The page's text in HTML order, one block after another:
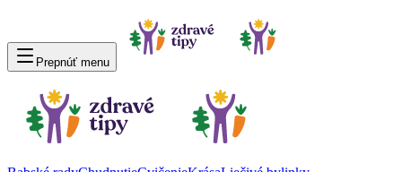
Prepnúť menu